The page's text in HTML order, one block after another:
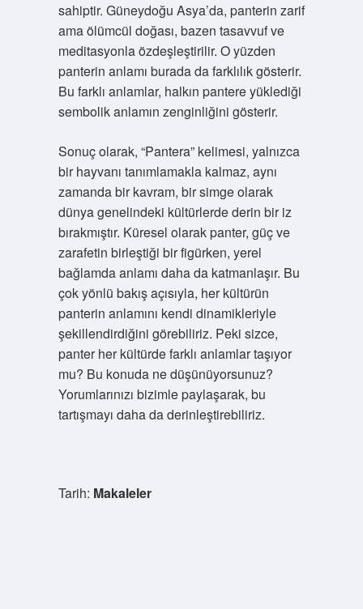
sahiptir. Güneydoğu Asya’da, panterin zarif
ama ölümcül doğası, bazen tasavvuf ve
meditasyonla özdeşleştirilir. O yüzden
panterin anlamı burada da farklılık gösterir.
Bu farklı anlamlar, halkın pantere yüklediği
sembolik anlamın zenginliğini gösterir.
Sonuç olarak, “Pantera” kelimesi, yalnızca
bir hayvanı tanımlamakla kalmaz, aynı
zamanda bir kavram, bir simge olarak
dünya genelindeki kültürlerde derin bir iz
bırakmıştır. Küresel olarak panter, güç ve
zarafetin birleştiği bir figürken, yerel
bağlamda anlamı daha da katmanlaşır. Bu
çok yönlü bakış açısıyla, her kültürün
panterin anlamını kendi dinamikleriyle
şekillendirdiğini görebiliriz. Peki sizce,
panter her kültürde farklı anlamlar taşıyor
mu? Bu konuda ne düşünüyorsunuz?
Yorumlarınızı bizimle paylaşarak, bu
tartışmayı daha da derinleştirebiliriz.
Tarih: Makaleler